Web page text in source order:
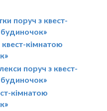
поруч з квест-
кімнатою
поруч з квест-
кімнатою